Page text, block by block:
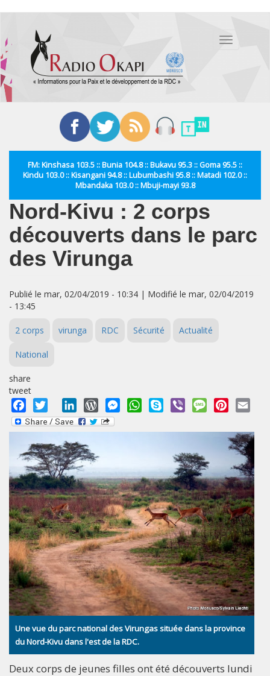
contenu
principal
Toggle
FM: Kinshasa 103.5 :: Bunia 104.8 :: Bukavu 95.3 :: Goma 95.5 ::
Kindu 103.0 :: Kisangani 94.8 :: Lubumbashi 95.8 :: Matadi 102.0 ::
Mbandaka 103.0 :: Mbuji-mayi 93.8
Nord-Kivu : 2 corps
découverts dans le parc
des Virunga
Publié le mar, 02/04/2019 - 10:34 | Modifié le mar, 02/04/2019
- 13:45
2 corps virunga RDC Sécurité Actualité
National
share
tweet
Facebook
Twitter LinkedInWordPressMessengerWhatsApp
Skype Viber MessagePinterest
Une vue du parc national des Virungas située dans la province
du Nord-Kivu dans l'est de la RDC.
Deux corps de jeunes filles ont été découverts lundi